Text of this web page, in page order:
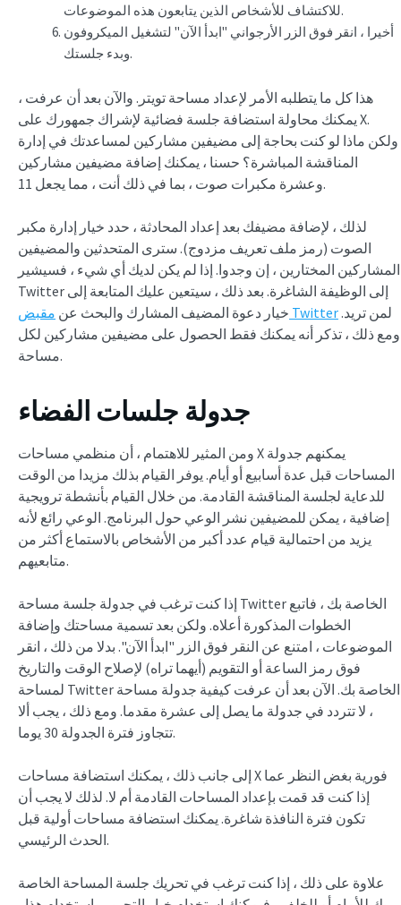
للاكتشاف للأشخاص الذين يتابعون هذه الموضوعات.
أخيرا ، انقر فوق الزر الأرجواني "ابدأ الآن" لتشغيل الميكروفون
وبدء جلستك.
هذا كل ما يتطلبه الأمر لإعداد مساحة تويتر. والآن بعد أن عرفت ،
يمكنك محاولة استضافة جلسة فضائية لإشراك جمهورك على X.
ولكن ماذا لو كنت بحاجة إلى مضيفين مشاركين لمساعدتك في إدارة
المناقشة المباشرة؟ حسنا ، يمكنك إضافة مضيفين مشاركين
وعشرة مكبرات صوت ، بما في ذلك أنت ، مما يجعل 11.
لذلك ، لإضافة مضيفك بعد إعداد المحادثة ، حدد خيار إدارة مكبر
الصوت (رمز ملف تعريف مزدوج). سترى المتحدثين والمضيفين
المشاركين المختارين ، إن وجدوا. إذا لم يكن لديك أي شيء ، فسيشير
Twitter إلى الوظيفة الشاغرة. بعد ذلك ، سيتعين عليك المتابعة إلى
خيار دعوة المضيف المشارك والبحث عن مقبض Twitter
ومع ذلك ، تذكر أنه يمكنك فقط الحصول على مضيفين مشاركين لكل
مساحة.
جدولة جلسات الفضاء
ومن المثير للاهتمام ، أن منظمي مساحات X يمكنهم جدولة
المساحات قبل عدة أسابيع أو أيام. يوفر القيام بذلك مزيدا من الوقت
للدعاية لجلسة المناقشة القادمة. من خلال القيام بأنشطة ترويجية
إضافية ، يمكن للمضيفين نشر الوعي حول البرنامج. الوعي رائع لأنه
يزيد من احتمالية قيام عدد أكبر من الأشخاص بالاستماع أكثر من
متابعيهم.
إذا كنت ترغب في جدولة جلسة مساحة Twitter الخاصة بك ، فاتبع
الخطوات المذكورة أعلاه. ولكن بعد تسمية مساحتك وإضافة
الموضوعات ، امتنع عن النقر فوق الزر "ابدأ الآن". بدلا من ذلك ، انقر
فوق رمز الساعة أو التقويم (أيهما تراه) لإصلاح الوقت والتاريخ
لمساحة Twitter الخاصة بك. الآن بعد أن عرفت كيفية جدولة مساحة
، لا تتردد في جدولة ما يصل إلى عشرة مقدما. ومع ذلك ، يجب ألا
تتجاوز فترة الجدولة 30 يوما.
إلى جانب ذلك ، يمكنك استضافة مساحات X فورية بغض النظر عما
إذا كنت قد قمت بإعداد المساحات القادمة أم لا. لذلك لا يجب أن
تكون فترة النافذة شاغرة. يمكنك استضافة مساحات أولية قبل
الحدث الرئيسي.
علاوة على ذلك ، إذا كنت ترغب في تحريك جلسة المساحة الخاصة